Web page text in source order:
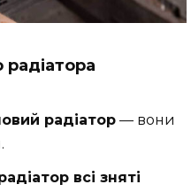
радіатор— вони
всі зняті